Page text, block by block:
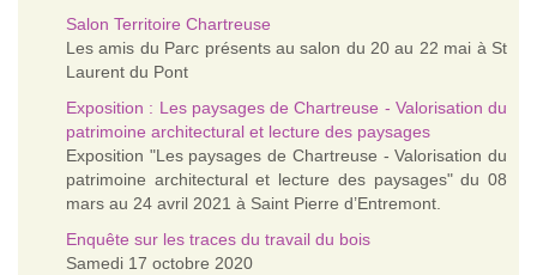
Salon Territoire Chartreuse
Les amis du Parc présents au salon du 20 au 22 mai à St
Laurent du Pont
Exposition : Les paysages de Chartreuse - Valorisation du
patrimoine architectural et lecture des paysages
Exposition "Les paysages de Chartreuse - Valorisation du
patrimoine architectural et lecture des paysages" du 08
mars au 24 avril 2021 à Saint Pierre d’Entremont.
Enquête sur les traces du travail du bois
Samedi 17 octobre 2020